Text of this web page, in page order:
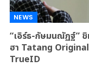
NEWS
“เอิร์ธ-กัษมนณัฏฐ์”
ฮา Tatang Original
TrueID